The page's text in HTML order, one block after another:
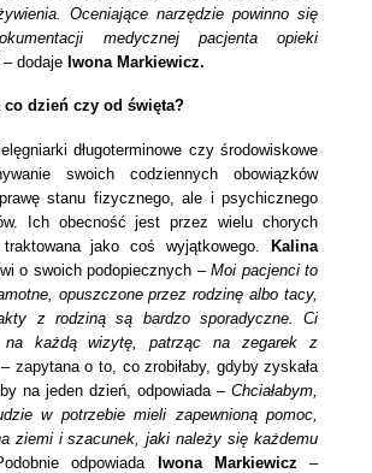
Oceniające narzędzie powinno się
medycznej pacjenta opieki
– dodaje Iwona Markiewicz.
co dzień czy od święta?
długoterminowe czy środowiskowe
swoich codziennych obowiązków
stanu fizycznego, ale i psychicznego
Ich obecność jest przez wielu chorych
jako coś wyjątkowego.
Kalina
o swoich podopiecznych –Moi pacjenci to
opuszczone przez rodzinę albo tacy,
z rodziną są bardzo sporadyczne. Ci
na każdą wizytę, patrząc na zegarek z
– zapytana o to, co zrobiłaby, gdyby zyskała
na jeden dzień, odpowiada –Chciałabym,
w potrzebie mieli zapewnioną pomoc,
ziemi i szacunek, jaki należy się każdemu
odpowiada Iwona Markiewicz –